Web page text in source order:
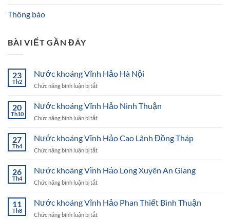
Thông báo
BÀI VIẾT GẦN ĐÂY
23
Th2
Nước khoáng Vĩnh Hảo Hà Nội
Chức năng bình luận bị tắtở
khoáng
Hảo
Nội
20
Th10
Nước khoáng Vĩnh Hảo Ninh Thuận
Chức năng bình luận bị tắtở
khoáng
Hảo
Thuận
27
Th4
Nước khoáng Vĩnh Hảo Cao Lãnh Đồng Tháp
Chức năng bình luận bị tắtở
khoáng
Hảo
Lãnh
26
Th4
Nước khoáng Vĩnh Hảo Long Xuyên An Giang
Chức năng bình luận bị tắtở
khoáng
Hảo
11
Th8
Nước khoáng Vĩnh Hảo Phan Thiết Bình Thuận
Chức năng bình luận bị tắtở